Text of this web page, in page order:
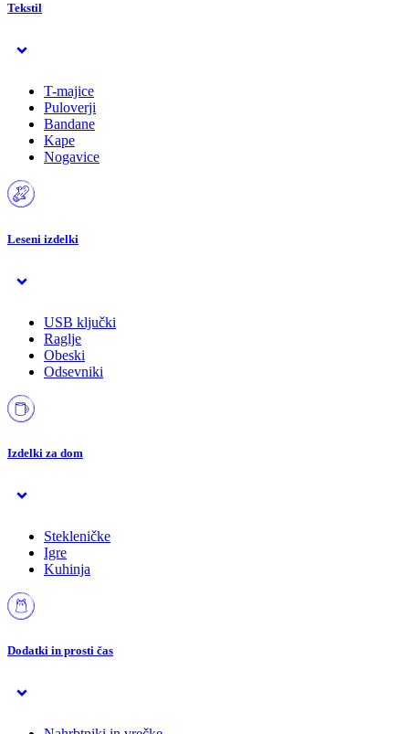
Tekstil
T-majice
Puloverji
Bandane
Kape
Nogavice
Leseni izdelki
USB ključki
Raglje
Obeski
Odsevniki
Izdelki za dom
Stekleničke
Igre
Kuhinja
Dodatki in prosti čas